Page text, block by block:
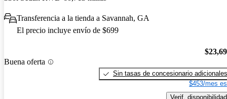
Transferencia a la tienda a Savannah, GA
El precio incluye envío de $699
Buena oferta
Sin tasas de concesionario adicionales
$453/mes
Verif. disponibilidad